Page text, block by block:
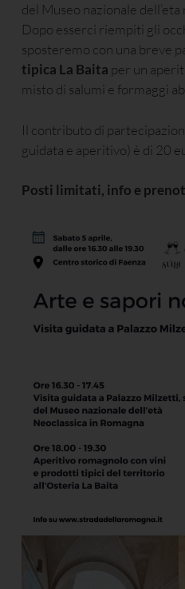
del Museo nazionale
Dopo esserci riempiti gli
sposteremo con una breve
tipica La Baita per un
misto di salumi e formaggi
Il contributo di
guidata e aperitivo) è di 20
Posti limitati, info e